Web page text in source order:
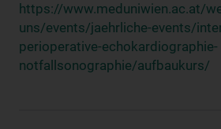
https://www.meduniwien.ac.at/
uns/events/jaehrliche-events/
perioperative-echokardiographie-
notfallsonographie/aufbaukurs/